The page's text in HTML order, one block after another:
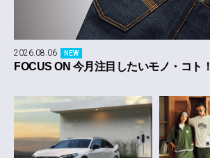
2026.08.06 NEW
FOCUS ON 今月注目したいモノ・コト！